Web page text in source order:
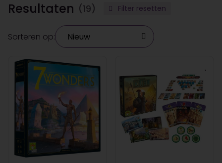
Resultaten (19) Filter resetten
Sorteren op: